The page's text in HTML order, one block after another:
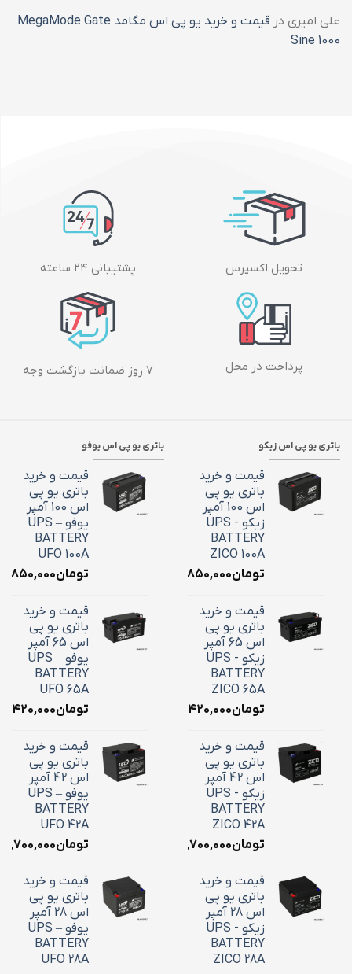
علی امیری در
قیمت و خرید یو پی اس مگامد MegaMode Gate
Sine 1000
تحویل اکسپرس پشتیبانی ۲۴ ساعته
پرداخت در محل ۷ روز ضمانت بازگشت وجه
باتری یو پی اس زیکو
قیمت و خرید
باتری یو پی
اس 100 آمپر
زیکو - UPS
BATTERY
ZICO 100A
تومان۳۶,۸۵۰,۰۰۰
قیمت و خرید
باتری یو پی
اس 65 آمپر
زیکو - UPS
BATTERY
ZICO 65A
تومان۲۴,۴۲۰,۰۰۰
قیمت و خرید
باتری یو پی
اس 42 آمپر
زیکو - UPS
BATTERY
ZICO 42A
تومان۱۸,۷۰۰,۰۰۰
قیمت و خرید
باتری یو پی
اس 28 آمپر
زیکو - UPS
BATTERY
ZICO 28A
باتری یو پی اس یوفو
قیمت و خرید
باتری یو پی
اس 100 آمپر
یوفو – UPS
BATTERY
UFO 100A
تومان
قیمت و خرید
باتری یو پی
اس 65 آمپر
یوفو – UPS
BATTERY
UFO 65A
تومان
قیمت و خرید
باتری یو پی
اس 42 آمپر
یوفو – UPS
BATTERY
UFO 42A
تومان
قیمت و خرید
باتری یو پی
اس 28 آمپر
یوفو – UPS
BATTERY
UFO 28A